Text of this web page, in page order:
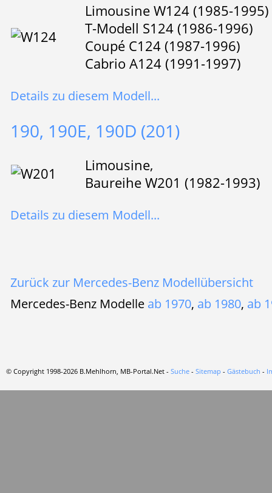
Limousine W124 (1985-1995)
T-Modell S124 (1986-1996)
Coupé C124 (1987-1996)
Cabrio A124 (1991-1997)
Details zu diesem Modell...
190, 190E, 190D (201)
Limousine,
Baureihe W201 (1982-1993)
Details zu diesem Modell...
Zurück zur Mercedes-Benz Modellübersicht
Mercedes-Benz Modelle ab 1970, ab 1980, ab
© Copyright 1998-2026 B.Mehlhorn, MB-Portal.Net - Suche - Sitemap - Gästebuch -